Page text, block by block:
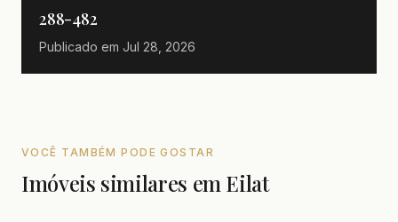
288-482
Publicado em Jul 28, 2026
VOCÊ TAMBÉM PODE GOSTAR
Imóveis similares em Eilat